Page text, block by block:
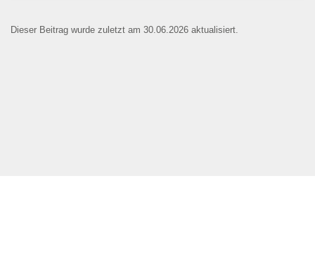
Kontaktaufnahme und ist nicht
Dieser Beitrag wurde zuletzt am 30.06.2026 aktualisiert.